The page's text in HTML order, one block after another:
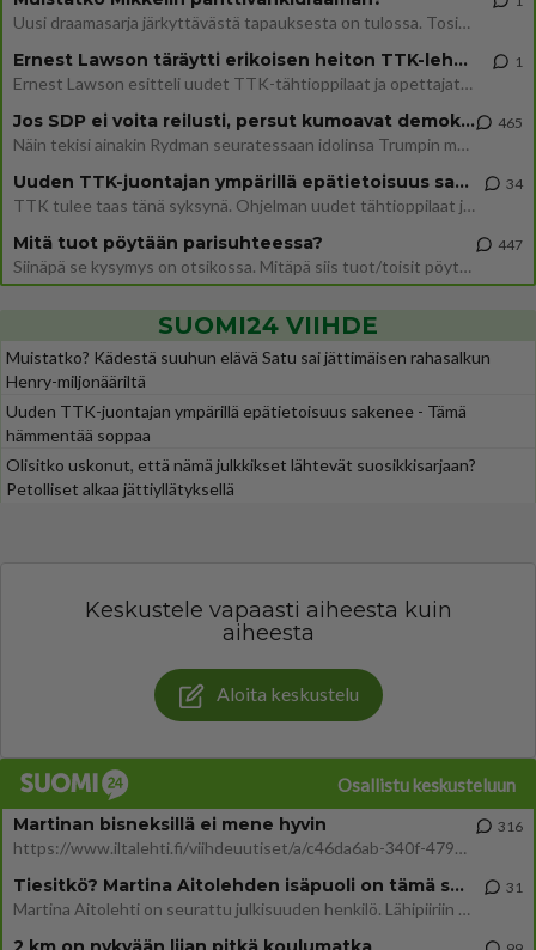
Uusi draamasarja järkyttävästä tapauksesta on tulossa. Tositapahtumiin perustuva sarja ammentaa vuoden 1986 Mikkelin pan
Ernest Lawson täräytti erikoisen heiton TTK-lehdistötilaisuudessa: " Onko tässä tarkoituksena...?"
Ernest Lawson esitteli uudet TTK-tähtioppilaat ja opettajat torstaina 6.8. lehdistölle. Tulevalla kaudella on yksi hausk
1
Jos SDP ei voita reilusti, persut kumoavat demokratian Suomesta
Näin tekisi ainakin Rydman seuratessaan idolinsa Trumpin mallia https://www.is.fi/politiikka/art-2000012187244.html
465
Uuden TTK-juontajan ympärillä epätietoisuus sakenee - Nyt MTV hämmentää soppaa
TTK tulee taas tänä syksynä. Ohjelman uudet tähtioppilaat julkistetaan torstaina 6. elokuuta klo 14 alkavassa lehdistö
34
Mitä tuot pöytään parisuhteessa?
Siinäpä se kysymys on otsikossa. Mitäpä siis tuot/toisit pöytään parisuhteessa? Oletko mies vai nainen? Koetko sen mitä
447
SUOMI24 VIIHDE
Muistatko? Kädestä suuhun elävä Satu sai jättimäisen rahasalkun
Henry-miljonääriltä
Uuden TTK-juontajan ympärillä epätietoisuus sakenee - Tämä
hämmentää soppaa
Olisitko uskonut, että nämä julkkikset lähtevät suosikkisarjaan?
Petolliset alkaa jättiyllätyksellä
Keskustele vapaasti aiheesta kuin
aiheesta
Aloita keskustelu
Osallistu keskusteluun
Martinan bisneksillä ei mene hyvin
https://www.iltalehti.fi/viihdeuutiset/a/c46da6ab-340f-4790-aaa7-0865eed2336 Yrityksen konkurssihakemus on tullut kärä
316
Tiesitkö? Martina Aitolehden isäpuoli on tämä suosittu laulaja
Martina Aitolehti on seurattu julkisuuden henkilö. Lähipiiriin mahtuu muitakin tunnettuja henkilöitä. Tiesitkö, että Ma
31